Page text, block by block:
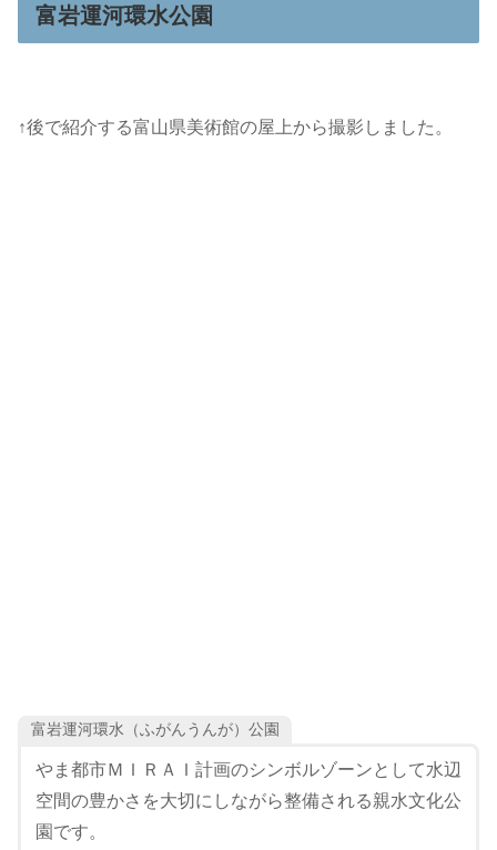
富岩運河環水公園
↑後で紹介する富山県美術館の屋上から撮影しました。
富岩運河環水（ふがんうんが）公園
やま都市ＭＩＲＡＩ計画のシンボルゾーンとして水辺
空間の豊かさを大切にしながら整備される親水文化公
園です。